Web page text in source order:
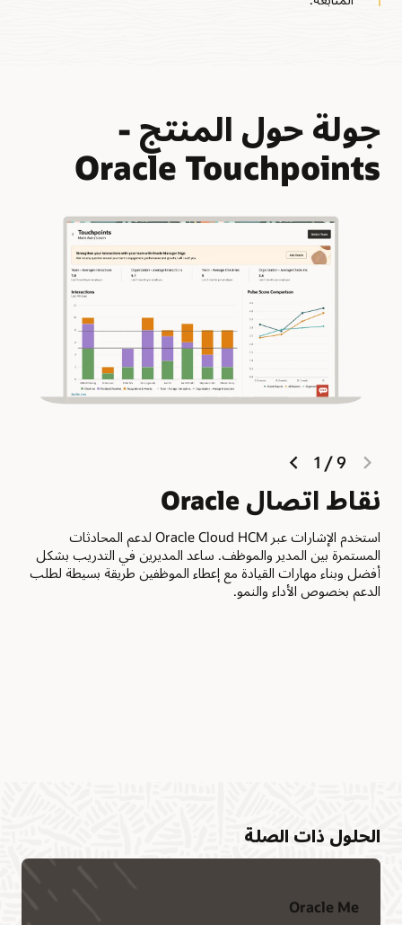
جولة حول المنتج -
Oracle Touchpoints
previous
slide
1 /9
نقاط اتصال Oracle
استخدم الإشارات عبر Oracle Cloud HCM لدعم المحادثات
المستمرة بين المدير والموظف. ساعد المديرين في التدريب بشكل
أفضل وبناء مهارات القيادة مع إعطاء الموظفين طريقة بسيطة لطلب
الدعم بخصوص الأداء والنمو.
الحلول ذات الصلة
Oracle Me